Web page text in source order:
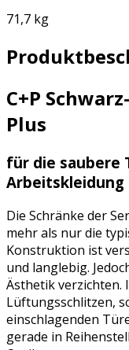
71,7 kg
C+P
Plus
für die saubere
Arbeitskleidung
Die Schränke der
mehr als nur die
Konstruktion ist
und langlebig.
Ästhetik verzichten.
Lüftungsschlitzen,
einschlagenden
gerade in